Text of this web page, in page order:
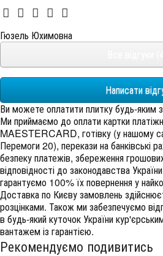
Гюзель Юхимовна
Написати
Ви можете оплатити плитку будь-яким
Ми приймаємо до оплати картки
MAESTERCARD, готівку (у нашому
Перемоги 20), перекази на банківські
безпеку платежів, збереження
відповідності до законодавства
гарантуємо 100% їх повернення у
Доставка по Києву замовлень
розцінками. Також ми забезпечуємо
в будь-який куточок України
вантажем із гарантією.
Рекомендуємо подивитись